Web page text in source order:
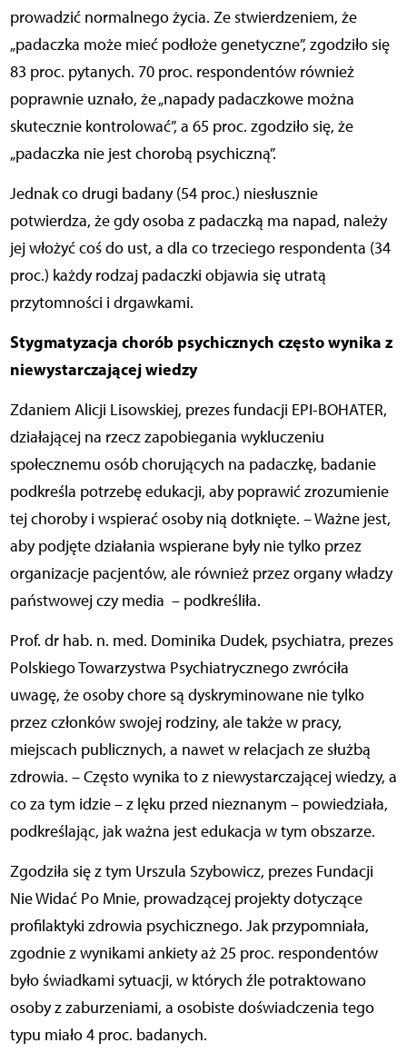
prowadzić normalnego życia. Ze stwierdzeniem, że
„padaczka może mieć podłoże genetyczne”, zgodziło się
83 proc. pytanych. 70 proc. respondentów również
poprawnie uznało, że „napady padaczkowe można
skutecznie kontrolować”, a 65 proc. zgodziłosię, że
„padaczka nie jest chorobą psychiczną”.
Jednak co drugi badany (54 proc.) niesłusznie
potwierdza, że gdy osoba z padaczką ma napad, należy
jej włożyć coś do ust, a dla co trzeciego respondenta (34
proc.) każdy rodzaj padaczki objawia się utratą
przytomności i drgawkami.
Stygmatyzacja chorób psychicznych często wynika z
niewystarczającej wiedzy
Zdaniem Alicji Lisowskiej, prezes fundacji EPI-BOHATER,
działającej na rzecz zapobiegania wykluczeniu
społecznemu osób chorujących na padaczkę, badanie
podkreśla potrzebę edukacji, aby poprawić zrozumienie
tej choroby i wspierać osoby nią dotknięte. – Ważne jest,
aby podjęte działania wspierane były nie tylko przez
organizacje pacjentów, ale również przez organy władzy
państwowej czy media – podkreśliła.
Prof. dr hab. n. med. Dominika Dudek, psychiatra, prezes
Polskiego Towarzystwa Psychiatrycznego zwróciła
uwagę, że osoby chore są dyskryminowane nie tylko
przez członków swojej rodziny, ale także w pracy,
miejscach publicznych, a nawet w relacjach ze służbą
zdrowia. – Często wynika to z niewystarczającej wiedzy, a
co za tym idzie – z lęku przed nieznanym – powiedziała,
podkreślając, jak ważna jest edukacja w tym obszarze.
Zgodziła się z tym Urszula Szybowicz, prezes Fundacji
Nie Widać Po Mnie, prowadzącej projekty dotyczące
profilaktyki zdrowia psychicznego. Jak przypomniała,
zgodnie z wynikami ankiety aż 25 proc. respondentów
było świadkami sytuacji, w których źle potraktowano
osoby z zaburzeniami, a osobiste doświadczenia tego
typu miało 4 proc. badanych.